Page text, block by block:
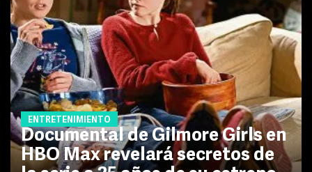
ENTRETENIMIENTO
Documental de Gilmore Girls en
HBO Max revelará secretos de